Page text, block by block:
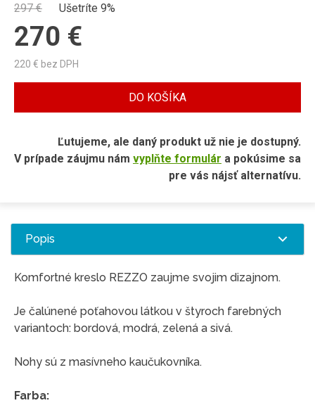
297€ Ušetríte 9%
270 €
220 € bez DPH
DO KOŠÍKA
Ľutujeme, ale daný produkt už nie je dostupný.
V prípade záujmu nám vyplňte formulár a pokúsime sa
pre vás nájsť alternatívu.
Popis
Komfortné kreslo REZZO zaujme svojim dizajnom.
Je čalúnené poťahovou látkou v štyroch farebných
variantoch: bordová, modrá, zelená a sivá.
Nohy sú z masívneho kaučukovníka.
Farba: